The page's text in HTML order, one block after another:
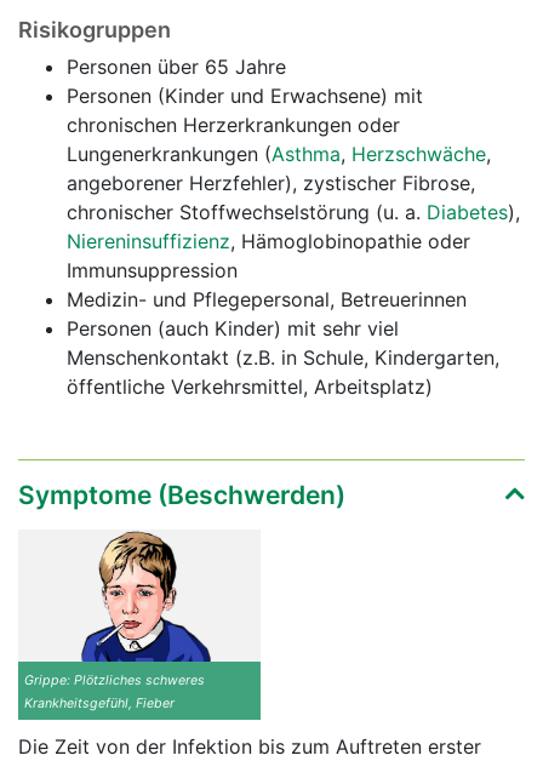
Risikogruppen
Personen über 65 Jahre
Personen (Kinder und Erwachsene) mit
chronischen Herzerkrankungen oder
Lungenerkrankungen (Asthma, Herzschwäche,
angeborener Herzfehler), zystischer Fibrose,
chronischer Stoffwechselstörung (u. a. Diabetes),
Niereninsuffizienz, Hämoglobinopathie oder
Immunsuppression
Medizin- und Pflegepersonal, Betreuerinnen
Personen (auch Kinder) mit sehr viel
Menschenkontakt (z.B. in Schule, Kindergarten,
öffentliche Verkehrsmittel, Arbeitsplatz)
Symptome (Beschwerden)
Grippe: Plötzliches schweres
Krankheitsgefühl, Fieber
Die Zeit von der Infektion bis zum Auftreten erster